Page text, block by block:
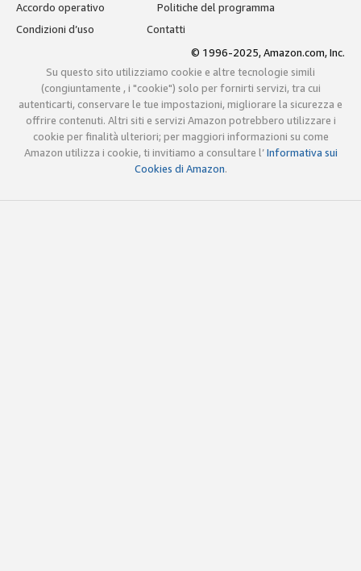
Accordo operativo
Politiche del programma
Condizioni d’uso
Contatti
© 1996-2025, Amazon.com, Inc.
Su questo sito utilizziamo cookie e altre tecnologie simili
(congiuntamente , i "cookie") solo per fornirti servizi, tra cui
autenticarti, conservare le tue impostazioni, migliorare la sicurezza e
offrire contenuti. Altri siti e servizi Amazon potrebbero utilizzare i
cookie per finalità ulteriori; per maggiori informazioni su come
Amazon utilizza i cookie, ti invitiamo a consultare l’Informativa sui
Cookies di Amazon.